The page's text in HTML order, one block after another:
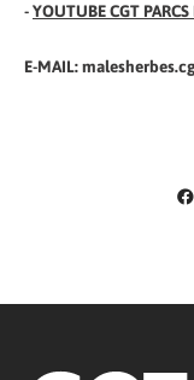
-YOUTUBE CGT
E-MAIL: